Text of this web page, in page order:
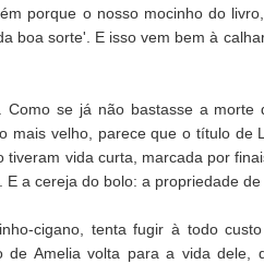
porque o nosso mocinho do
boa sorte'. E isso vem bem à
Como se já não bastasse a
mais velho, parece que o título
tiveram vida curta, marcada por
E a cereja do bolo: a propriedade
cigano, tenta fugir à todo
de Amelia volta para a vida